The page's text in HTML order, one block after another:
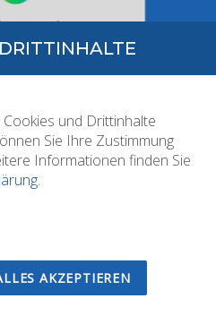
.
und Drittinhalte
Sie Ihre Zustimmung
Informationen finden Sie
AKZEPTIEREN